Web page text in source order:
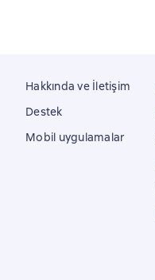
Hakkında ve İletişim
Destek
Mobil uygulamalar